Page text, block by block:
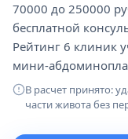
70000 до 250000
бесплатной
Рейтинг 6 клиник
мини-
В расчет принято:
части живота без